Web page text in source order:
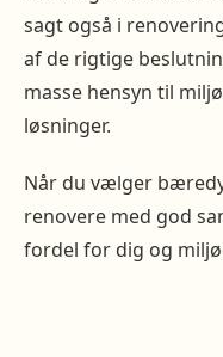
sagt også i
af de rigtige
masse hensyn til
løsninger.
Når du vælger
renovere med god
fordel for dig og